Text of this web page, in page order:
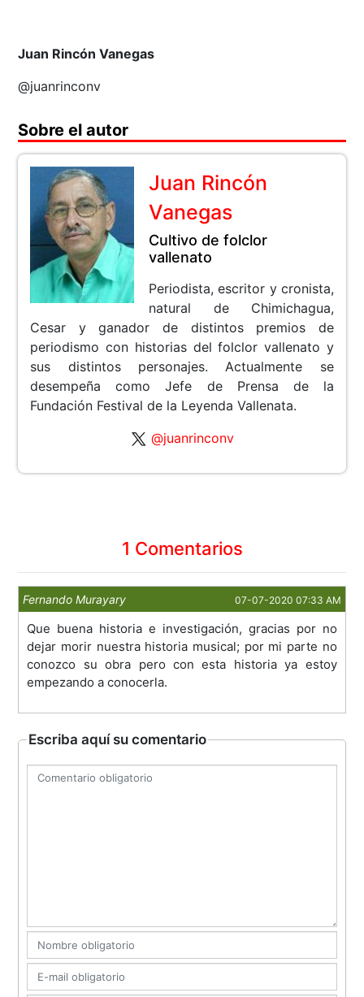
Juan Rincón Vanegas
@juanrinconv
Sobre el autor
Juan Rincón
Vanegas
Cultivo de folclor
vallenato
Periodista, escritor y cronista,
natural de Chimichagua,
Cesar y ganador de distintos premios de
periodismo con historias del folclor vallenato y
sus distintos personajes. Actualmente se
desempeña como Jefe de Prensa de la
Fundación Festival de la Leyenda Vallenata.
@juanrinconv
1 Comentarios
Fernando Murayary 07-07-2020 07:33 AM
Que buena historia e investigación, gracias por no
dejar morir nuestra historia musical; por mi parte no
conozco su obra pero con esta historia ya estoy
empezando a conocerla.
Escriba aquí su comentario